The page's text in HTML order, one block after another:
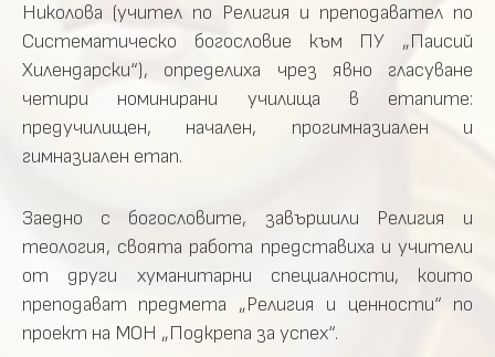
Николова (учител по Религия и преподавател по
Систематическо богословие към ПУ „Паисий
Хилендарски“), определиха чрез явно гласуване
четири номинирани училища в етапите:
предучилищен, начален, прогимназиален и
гимназиален етап.
Заедно с богословите, завършили Религия и
теология, своята работа представиха и учители
от други хуманитарни специалности, които
преподават предмета „Религия и ценности“ по
проект на МОН „Подкрепа за успех“.